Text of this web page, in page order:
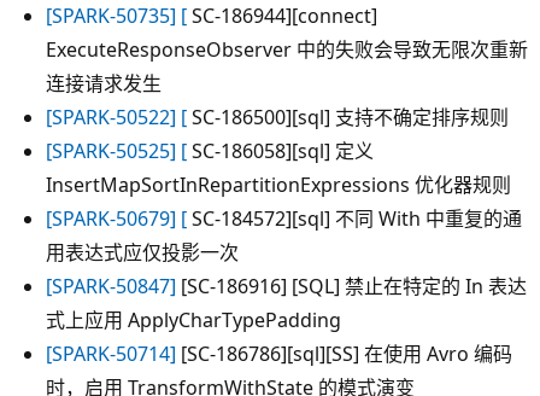
[SPARK-50735] [SC-186944][connect]
ExecuteResponseObserver 中的失败会导致无限次重新
连接请求发生
[SPARK-50522] [SC-186500][sql] 支持不确定排序规则
[SPARK-50525] [SC-186058][sql] 定义
InsertMapSortInRepartitionExpressions 优化器规则
[SPARK-50679] [SC-184572][sql] 不同 With 中重复的通
用表达式应仅投影一次
[SPARK-50847] [SC-186916] [SQL] 禁止在特定的 In 表达
式上应用 ApplyCharTypePadding
[SPARK-50714] [SC-186786][sql][SS] 在使用 Avro 编码
时，启用 TransformWithState 的模式演变